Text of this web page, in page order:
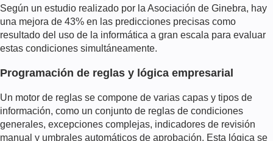
Según un estudio realizado por la Asociación de Ginebra, hay
una mejora de 43% en las predicciones precisas como
resultado del uso de la informática a gran escala para evaluar
estas condiciones simultáneamente.
Programación de reglas y lógica empresarial
Un motor de reglas se compone de varias capas y tipos de
información, como un conjunto de reglas de condiciones
generales, excepciones complejas, indicadores de revisión
manual y umbrales automáticos de aprobación. Esta lógica se